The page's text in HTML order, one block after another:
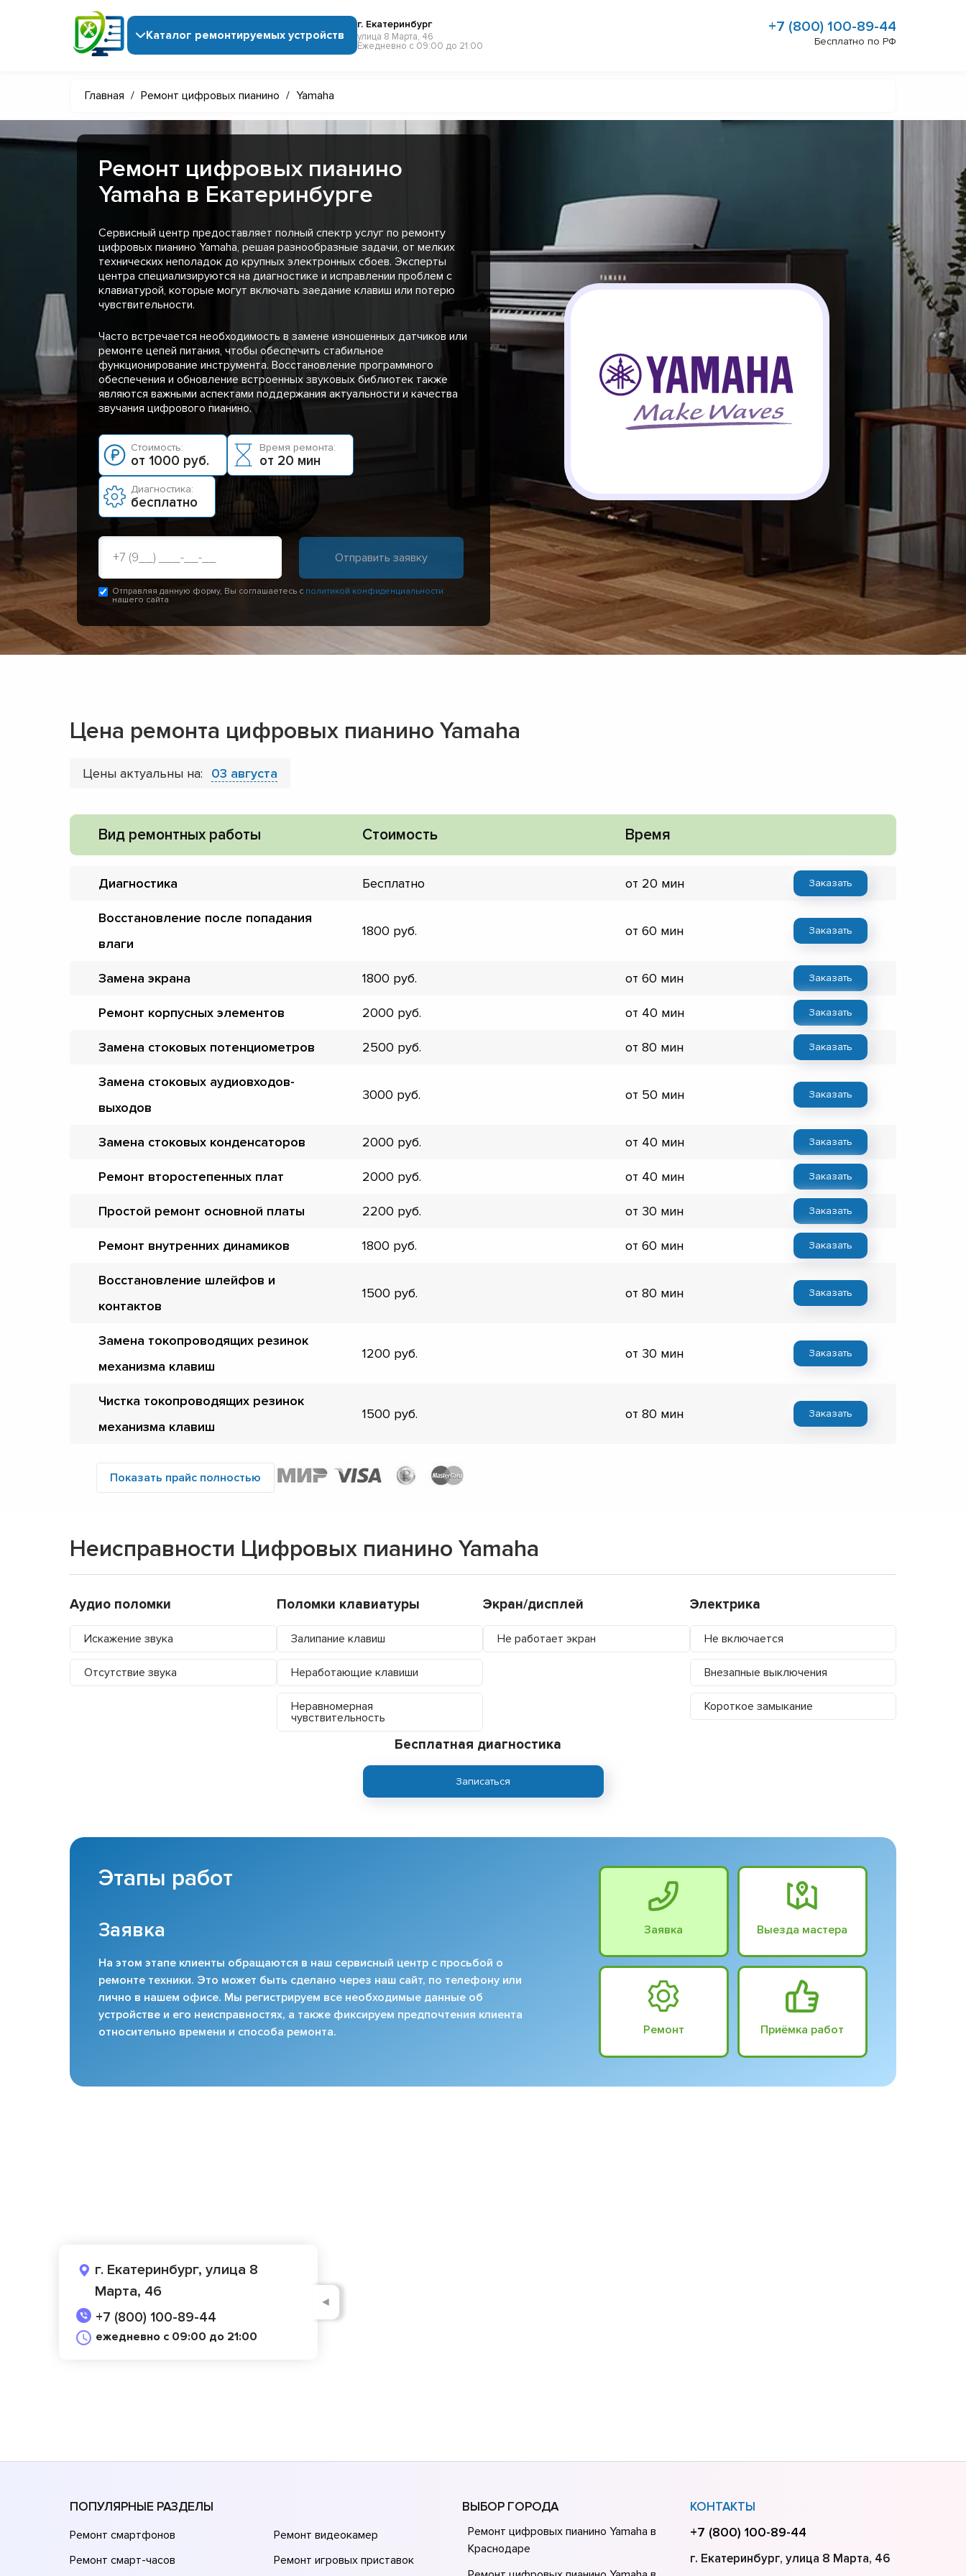
Каталог ремонтируемых устройств
г. Екатеринбург
улица 8 Марта, 46
Ежедневно с 09:00 до 21:00
+7 (800) 100-89-44
Бесплатно по РФ
Главная / Ремонт цифровых пианино / Yamaha
Ремонт цифровых пианино
Yamaha в Екатеринбурге
Сервисный центр предоставляет полный спектр услуг по ремонту
цифровых пианино Yamaha, решая разнообразные задачи, от мелких
технических неполадок до крупных электронных сбоев. Эксперты
центра специализируются на диагностике и исправлении проблем с
клавиатурой, которые могут включать заедание клавиш или потерю
чувствительности.
Часто встречается необходимость в замене изношенных датчиков или
ремонте цепей питания, чтобы обеспечить стабильное
функционирование инструмента. Восстановление программного
обеспечения и обновление встроенных звуковых библиотек также
являются важными аспектами поддержания актуальности и качества
звучания цифрового пианино.
Стоимость:
от 1000 руб.
Время ремонта:
от 20 мин
Диагностика:
бесплатно
Отправляя данную форму, Вы соглашаетесь с политикой конфиденциальности
нашего сайта
Цена ремонта цифровых пианино Yamaha
Цены актуальны на: 03 августа
Вид ремонтных работы Стоимость Время
Диагностика Бесплатно от 20 мин Заказать
Восстановление после попадания
влаги
1800 от 60 мин Заказать
Замена экрана 1800 от 60 мин Заказать
Ремонт корпусных элементов 2000 от 40 мин Заказать
Замена стоковых потенциометров 2500 от 80 мин Заказать
Замена стоковых аудиовходов-
выходов
3000 от 50 мин Заказать
Замена стоковых конденсаторов 2000 от 40 мин Заказать
Ремонт второстепенных плат 2000 от 40 мин Заказать
Простой ремонт основной платы 2200 от 30 мин Заказать
Ремонт внутренних динамиков 1800 от 60 мин Заказать
Восстановление шлейфов и
контактов
1500 от 80 мин Заказать
Замена токопроводящих резинок
механизма клавиш
1200 от 30 мин Заказать
Чистка токопроводящих резинок
механизма клавиш
1500 от 80 мин Заказать
Показать прайс полностью
Неисправности Цифровых пианино Yamaha
Аудио поломки
Искажение звука
Отсутствие звука
Поломки клавиатуры
Залипание клавиш
Неработающие клавиши
Неравномерная
чувствительность
Экран/дисплей
Не работает экран
Электрика
Не включается
Внезапные выключения
Короткое замыкание
Бесплатная диагностика
Записаться
Этапы работ
Заявка
На этом этапе клиенты обращаются в наш сервисный центр с просьбой о
ремонте техники. Это может быть сделано через наш сайт, по телефону или
лично в нашем офисе. Мы регистрируем все необходимые данные об
устройстве и его неисправностях, а также фиксируем предпочтения клиента
относительно времени и способа ремонта.
Заявка Выезда мастера
Ремонт Приёмка работ
г. Екатеринбург, улица 8
Марта, 46
+7 (800) 100-89-44
ежедневно с 09:00 до 21:00
◄
ПОПУЛЯРНЫЕ РАЗДЕЛЫ
Ремонт смартфонов
Ремонт смарт-часов
Ремонт видеокамер
Ремонт игровых приставок
ВЫБОР ГОРОДА
Ремонт цифровых пианино Yamaha в
Краснодаре
КОНТАКТЫ
+7 (800) 100-89-44
г. Екатеринбург, улица 8 Марта, 46